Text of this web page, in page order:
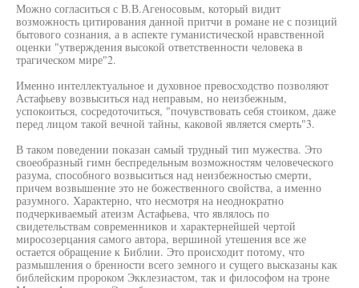
Можно согласиться с В.В.Агеносовым, который видит
возможность цитирования данной притчи в романе не с позиций
бытового сознания, а в аспекте гуманистической нравственной
оценки "утверждения высокой ответственности человека в
трагическом мире"2.
Именно интеллектуальное и духовное превосходство позволяют
Астафьеву возвыситься над неправым, но неизбежным,
успокоиться, сосредоточиться, "почувствовать себя стоиком, даже
перед лицом такой вечной тайны, каковой является смерть"3.
В таком поведении показан самый трудный тип мужества. Это
своеобразный гимн беспредельным возможностям человеческого
разума, способного возвыситься над неизбежностью смерти,
причем возвышение это не божественного свойства, а именно
разумного. Характерно, что несмотря на неоднократно
подчеркиваемый атеизм Астафьева, что являлось по
свидетельствам современников и характернейшей чертой
миросозерцания самого автора, вершиной утешения все же
остается обращение к Библии. Это происходит потому, что
размышления о бренности всего земного и сущего высказаны как
библейским пророком Экклезиастом, так и философом на троне